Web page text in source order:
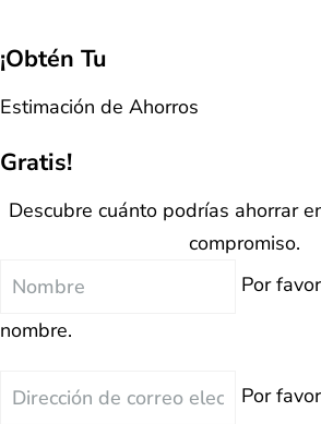
¡Obtén Tu
Estimación de Ahorros
Gratis!
Descubre cuánto podrías ahorrar
compromiso.
Nombre
Por
nombre.
Correo
Por